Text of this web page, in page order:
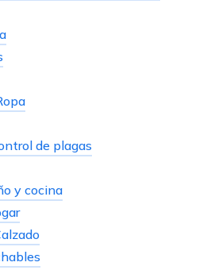
de plagas
y cocina